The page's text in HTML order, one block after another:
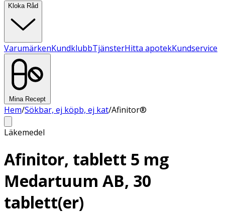
Kloka Råd
VarumärkenKundklubbTjänsterHitta apotekKundservice
Mina Recept
Hem/Sökbar, ej köpb, ej kat/Afinitor®
Läkemedel
Afinitor, tablett 5 mg
Medartuum AB, 30
tablett(er)